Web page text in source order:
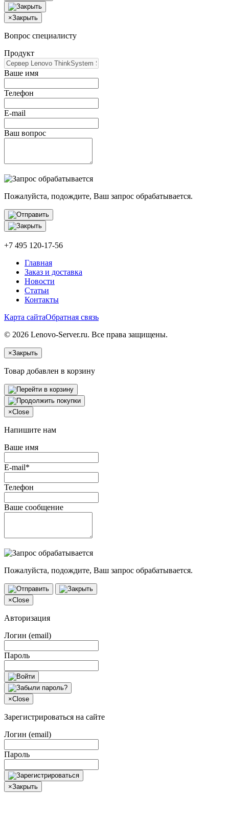
×Закрыть
Вопрос специалисту
Продукт
Ваше имя
Телефон
E-mail
Ваш вопрос
Пожалуйста, подождите, Ваш запрос обрабатывается.
+7 495 120-17-56
Главная
Заказ и доставка
Новости
Статьи
Контакты
Карта сайтаОбратная связь
© 2026 Lenovo-Server.ru. Все права защищены.
×Закрыть
Товар добавлен в корзину
×Close
Напишите нам
Ваше имя
E-mail*
Телефон
Ваше сообщение
Пожалуйста, подождите, Ваш запрос обрабатывается.
×Close
Авторизация
Логин (email)
Пароль
×Close
Зарегистрироваться на сайте
Логин (email)
Пароль
×Закрыть